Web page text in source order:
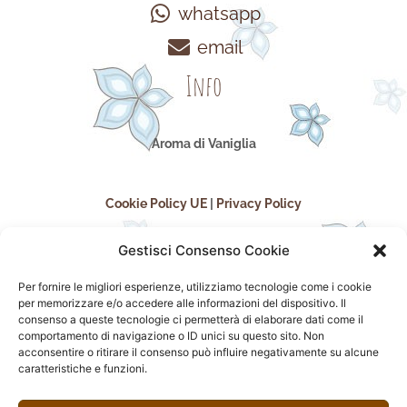
Gestisci Consenso Cookie
Per fornire le migliori esperienze, utilizziamo tecnologie come i cookie
per memorizzare e/o accedere alle informazioni del dispositivo. Il
consenso a queste tecnologie ci permetterà di elaborare dati come il
comportamento di navigazione o ID unici su questo sito. Non
acconsentire o ritirare il consenso può influire negativamente su alcune
caratteristiche e funzioni.
whatsapp
email
Info
Aroma di Vaniglia
Cookie Policy UE Privacy Policy
seguici sui social
F
I
P
F